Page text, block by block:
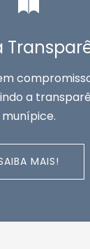
a
munípice.
MAIS!